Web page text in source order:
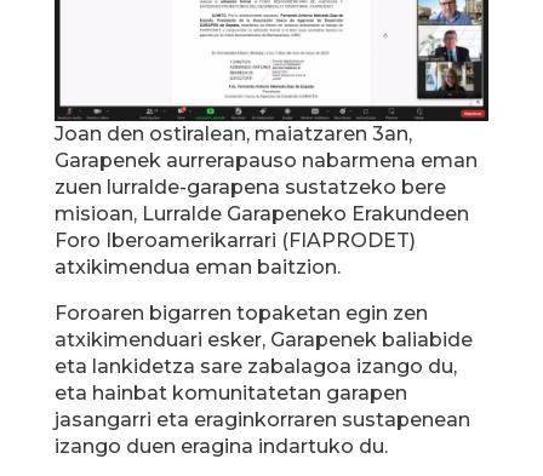
Joan den ostiralean, maiatzaren 3an,
Garapenek aurrerapauso nabarmena eman
zuen lurralde-garapena sustatzeko bere
misioan, Lurralde Garapeneko Erakundeen
Foro Iberoamerikarrari (FIAPRODET)
atxikimendua eman baitzion.
Foroaren bigarren topaketan egin zen
atxikimenduari esker, Garapenek baliabide
eta lankidetza sare zabalagoa izango du,
eta hainbat komunitatetan garapen
jasangarri eta eraginkorraren sustapenean
izango duen eragina indartuko du.